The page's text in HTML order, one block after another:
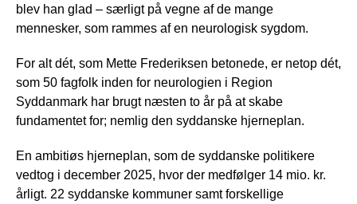
blev han glad – særligt på vegne af de mange
mennesker, som rammes af en neurologisk sygdom.
For alt dét, som Mette Frederiksen betonede, er netop dét,
som 50 fagfolk inden for neurologien i Region
Syddanmark har brugt næsten to år på at skabe
fundamentet for; nemlig den syddanske hjerneplan.
En ambitiøs hjerneplan, som de syddanske politikere
vedtog i december 2025, hvor der medfølger 14 mio. kr.
årligt. 22 syddanske kommuner samt forskellige